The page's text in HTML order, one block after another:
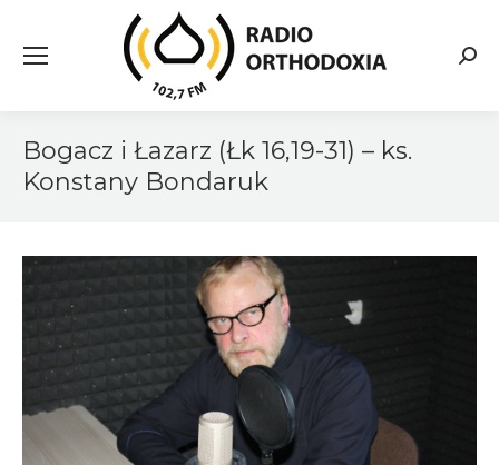
Bogacz i Łazarz (Łk 16,19-31) – ks.
Konstany Bondaruk